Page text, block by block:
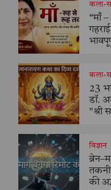
कला-
“माँ
कला-
23
डॉ.
"श्री
विज्ञान
की